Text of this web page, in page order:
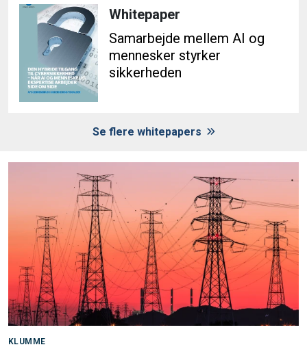
Whitepaper
Samarbejde mellem AI og
mennesker styrker
sikkerheden
Se flere whitepapers
KLUMME